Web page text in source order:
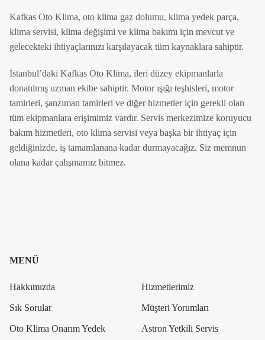
Kafkas Oto Klima, oto klima gaz dolumu, klima yedek parça,
klima servisi, klima değişimi ve klima bakımı için mevcut ve
gelecekteki ihtiyaçlarınızı karşılayacak tüm kaynaklara sahiptir.
İstanbul’daki Kafkas Oto Klima, ileri düzey ekipmanlarla
donatılmış uzman ekibe sahiptir. Motor ışığı teşhisleri, motor
tamirleri, şanzıman tamirleri ve diğer hizmetler için gerekli olan
tüm ekipmanlara erişimimiz vardır. Servis merkezimize koruyucu
bakım hizmetleri, oto klima servisi veya başka bir ihtiyaç için
geldiğinizde, iş tamamlanana kadar durmayacağız. Siz memnun
olana kadar çalışmamız bitmez.
MENÜ
Hakkımızda Hizmetlerimiz
Sık Sorular Müşteri Yorumları
Oto Klima Onarım Yedek
Astron Yetkili Servis